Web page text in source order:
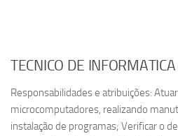
TECNICO DE INFORMATICA
Responsabilidades e atribuições:
microcomputadores, realizando
instalação de programas; Verificar o